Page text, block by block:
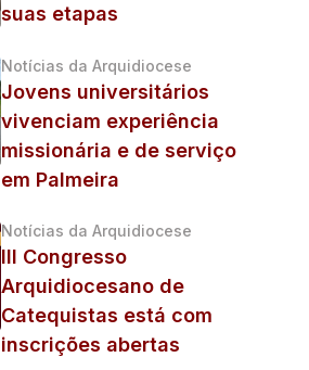
suas etapas
Notícias da Arquidiocese
Jovens universitários
vivenciam experiência
missionária e de serviço
em Palmeira
Notícias da Arquidiocese
III Congresso
Arquidiocesano de
Catequistas está com
inscrições abertas